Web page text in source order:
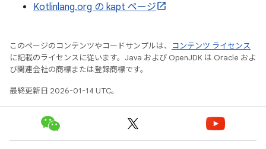
Kotlinlang.org の kapt ページ
このページのコンテンツやコードサンプルは、
コンテンツ ライセンス
に記載のライセンスに従います。Java および OpenJDK は Oracle およ
び関連会社の商標または登録商標です。
最終更新日 2026-01-14 UTC。